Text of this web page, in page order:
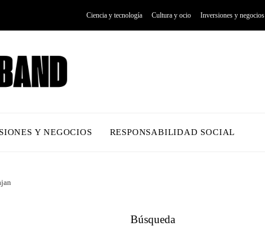
Ciencia y tecnología Cultura y ocio Inversiones y negocios
Y NEGOCIOS RESPONSABILIDAD SOCIAL
Búsqueda